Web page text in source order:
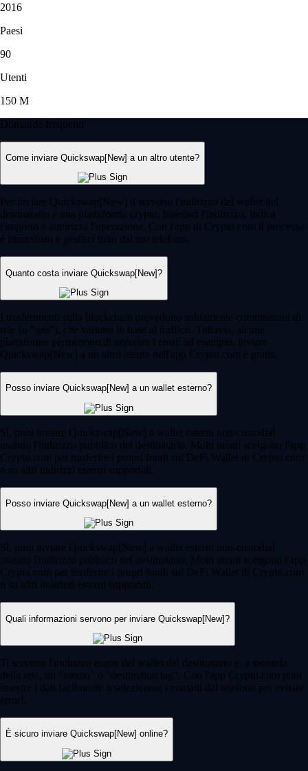
2016
Paesi
90
Utenti
150 M
Domande frequenti
Come inviare Quickswap[New] a un altro utente?
Per inviare Quickswap[New] ti servono l'indirizzo del wallet del
destinatario e una piattaforma crypto. Inserisci l'indirizzo, indica
l'importo e autorizza l'operazione. Con l'app di Crypto.com il processo
è immediato e gestisci tutto dal tuo telefono.
Quanto costa inviare Quickswap[New]?
I trasferimenti sulla blockchain prevedono solitamente commissioni di
rete (o "gas"), che variano in base al traffico. Tuttavia, alcune
piattaforme permettono di azzerare i costi: ad esempio, inviare
Quickswap[New] a un altro utente nell'app Crypto.com è gratis.
Posso inviare Quickswap[New] a un wallet esterno?
Sì, puoi inviare Quickswap[New] a wallet esterni non-custodial
usando l'indirizzo pubblico del destinatario. Molti utenti scelgono l'app
Crypto.com per trasferire i propri fondi sul DeFi Wallet di Crypto.com
o su altri indirizzi esterni supportati.
Posso inviare Quickswap[New] a un wallet esterno?
Sì, puoi inviare Quickswap[New] a wallet esterni non-custodial
usando l'indirizzo pubblico del destinatario. Molti utenti scelgono l'app
Crypto.com per trasferire i propri fondi sul DeFi Wallet di Crypto.com
o su altri indirizzi esterni supportati.
Quali informazioni servono per inviare Quickswap[New]?
Ti servono l'indirizzo esatto del wallet del destinatario e, a seconda
della rete, un "memo" o "destination tag". Con l'app Crypto.com puoi
inserire i dati facilmente o selezionare i contatti dal telefono per evitare
errori.
È sicuro inviare Quickswap[New] online?